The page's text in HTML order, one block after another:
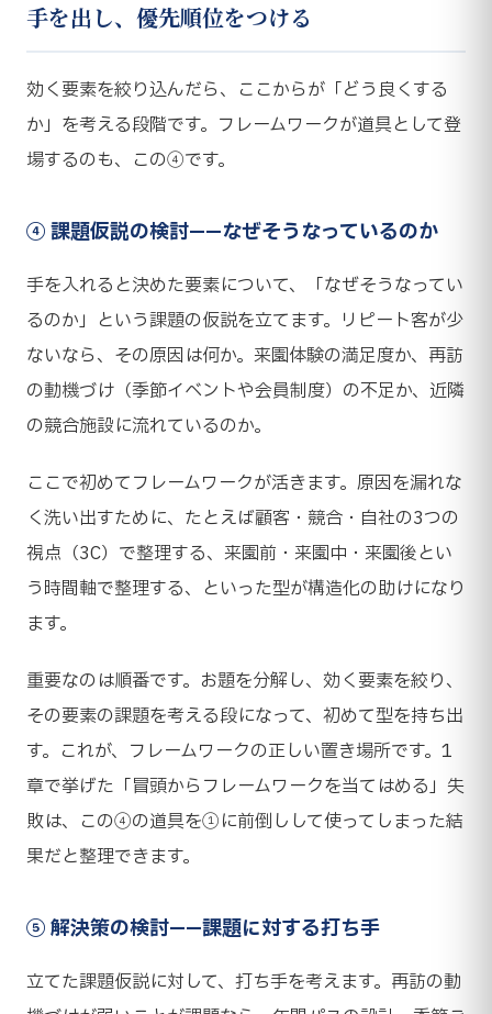
手を出し、優先順位をつける
効く要素を絞り込んだら、ここからが「どう良くする
か」を考える段階です。フレームワークが道具として登
場するのも、この④です。
④ 課題仮説の検討——なぜそうなっているのか
手を入れると決めた要素について、「なぜそうなってい
るのか」という課題の仮説を立てます。リピート客が少
ないなら、その原因は何か。来園体験の満足度か、再訪
の動機づけ（季節イベントや会員制度）の不足か、近隣
の競合施設に流れているのか。
ここで初めてフレームワークが活きます。原因を漏れな
く洗い出すために、たとえば顧客・競合・自社の3つの
視点（3C）で整理する、来園前・来園中・来園後とい
う時間軸で整理する、といった型が構造化の助けになり
ます。
重要なのは順番です。お題を分解し、効く要素を絞り、
その要素の課題を考える段になって、初めて型を持ち出
す。これが、フレームワークの正しい置き場所です。1
章で挙げた「冒頭からフレームワークを当てはめる」失
敗は、この④の道具を①に前倒しして使ってしまった結
果だと整理できます。
⑤ 解決策の検討——課題に対する打ち手
立てた課題仮説に対して、打ち手を考えます。再訪の動